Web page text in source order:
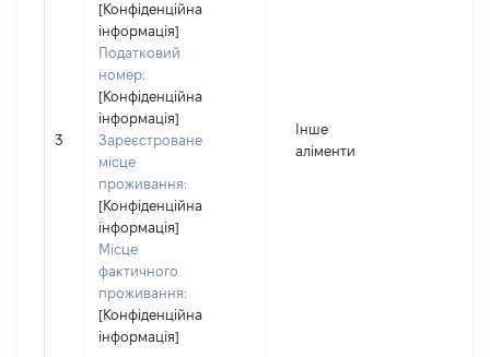
3
[Конфіденційна
інформація]
Податковий
номер:
[Конфіденційна
інформація]
Зареєстроване
місце
проживання:
[Конфіденційна
інформація]
Місце
фактичного
проживання:
[Конфіденційна
інформація]
Інше
аліменти